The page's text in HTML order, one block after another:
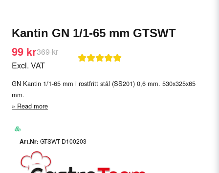
Kantin GN 1/1-65 mm GTSWT
369 kr
99 kr
Excl. VAT
GN Kantin 1/1-65 mm i rostfritt stål (SS201) 0,6 mm. 530x325x65
mm.
Read more
GTSWT-D100203